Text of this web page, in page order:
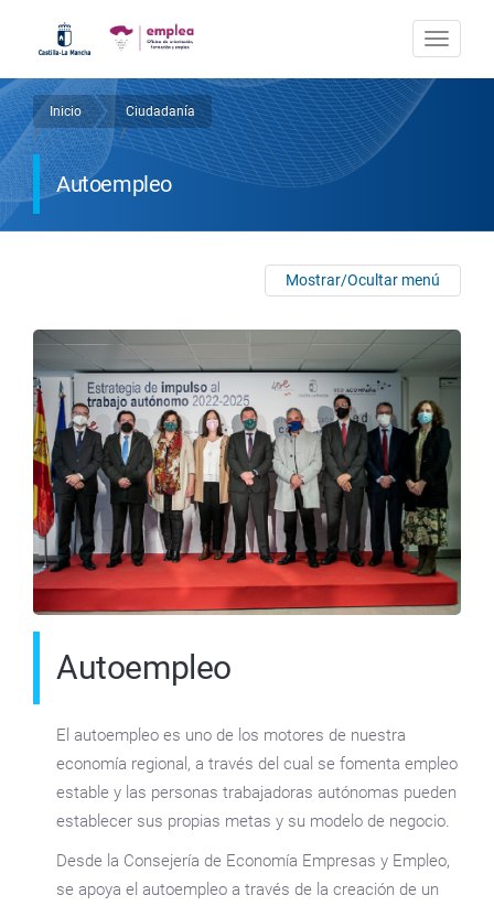
principal
Sobrescribir
enlaces
la
navegación
Inicio
/
Ciudadanía
/
Autoempleo
Mostrar/Ocultar menú
Autoempleo
El autoempleo es uno de los motores de nuestra
economía regional, a través del cual se fomenta empleo
estable y las personas trabajadoras autónomas pueden
establecer sus propias metas y su modelo de negocio.
Desde la Consejería de Economía Empresas y Empleo,
se apoya el autoempleo a través de la creación de un